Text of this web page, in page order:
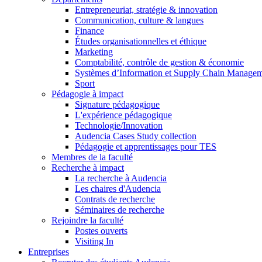
Entrepreneuriat, stratégie & innovation
Communication, culture & langues
Finance
Études organisationnelles et éthique
Marketing
Comptabilité, contrôle de gestion & économie
Systèmes d’Information et Supply Chain
Sport
Pédagogie à impact
Signature pédagogique
L'expérience pédagogique
Technologie/Innovation
Audencia Cases Study collection
Pédagogie et apprentissages pour TES
Membres de la faculté
Recherche à impact
La recherche à Audencia
Les chaires d'Audencia
Contrats de recherche
Séminaires de recherche
Rejoindre la faculté
Postes ouverts
Visiting In
Entreprises